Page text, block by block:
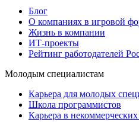
Блог
О компаниях в игровой
Жизнь в компании
ИТ-проекты
Рейтинг работодателей
Молодым специалистам
Карьера для молодых
Школа программистов
Карьера в